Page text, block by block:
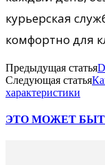
курьерская
комфортно для
Предыдущая статья
Следующая статья
характеристики
ЭТО МОЖЕТ